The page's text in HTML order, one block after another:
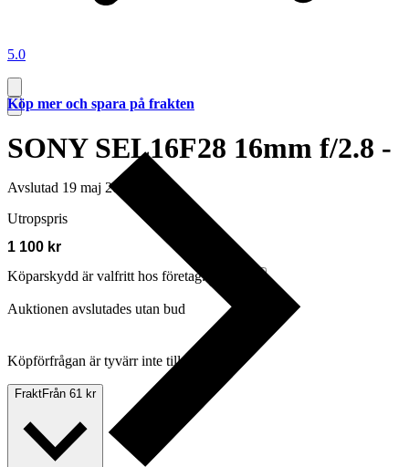
5.0
SONY SEL16F28 16mm f/2.8 -
Avslutad 19 maj 20:08
Utropspris
1 100 kr
Köparskydd är valfritt hos företag.
Auktionen avslutades utan bud
Köpförfrågan är tyvärr inte tillgänglig.
FraktFrån 61 kr
Köp mer och spara på frakten